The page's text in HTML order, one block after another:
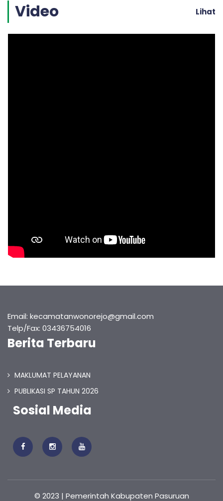
Video Lihat
Email: kecamatanwonorejo@gmail.com
Telp/Fax: 03436754016
Berita Terbaru
MAKLUMAT PELAYANAN
PUBLIKASI SP TAHUN 2026
Sosial Media
© 2023 | Pemerintah Kabupaten Pasuruan